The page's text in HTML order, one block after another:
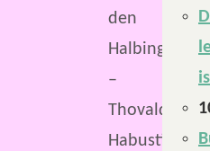
den
–
Thovaldin
Habustin